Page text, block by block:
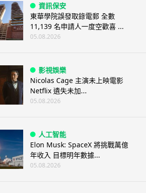
資訊保安
東華學院誤發取錄電郵 全數
11,139 名申請人一度空歡喜 ...
05.08.2026
影視娛樂
Nicolas Cage 主演未上映電影
Netflix 遺失未加...
05.08.2026
人工智能
Elon Musk: SpaceX 將挑戰萬億
年收入 目標明年數據...
05.08.2026